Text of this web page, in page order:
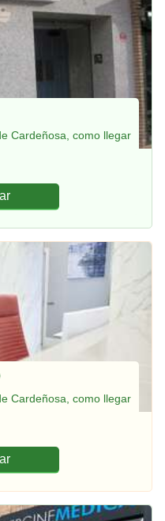
Cardeñosa, como llegar
Cardeñosa, como llegar